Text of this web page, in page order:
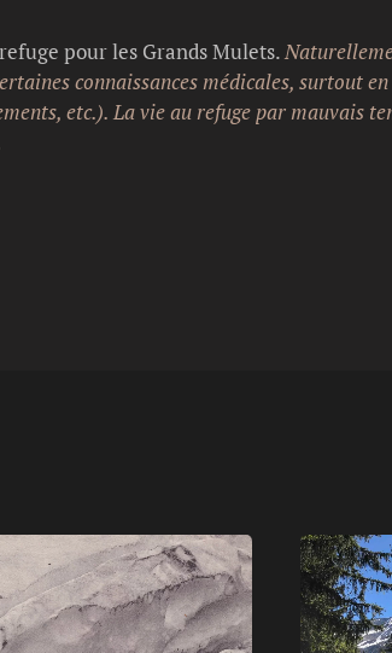
pour les Grands Mulets.
connaissances médicales, surtout en
etc.). La vie au refuge par mauvais